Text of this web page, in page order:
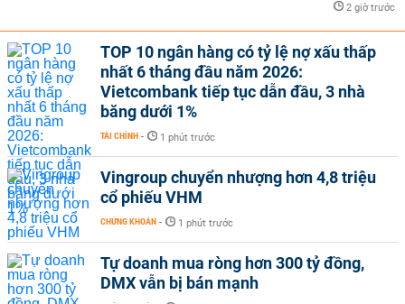
2 giờ trước
TOP 10 ngân hàng có tỷ lệ nợ xấu thấp
nhất 6 tháng đầu năm 2026:
Vietcombank tiếp tục dẫn đầu, 3 nhà
băng dưới 1%
TÀI CHÍNH - 1 phút trước
Vingroup chuyển nhượng hơn 4,8 triệu
cổ phiếu VHM
CHỨNG KHOÁN - 1 phút trước
Tự doanh mua ròng hơn 300 tỷ đồng,
DMX vẫn bị bán mạnh